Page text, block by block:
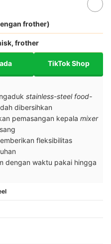
frother)
frother
TikTok Shop
stainless-steel food-
dibersihkan
pemasangan kepala mixer
fleksibilitas
dengan waktu pakai hingga